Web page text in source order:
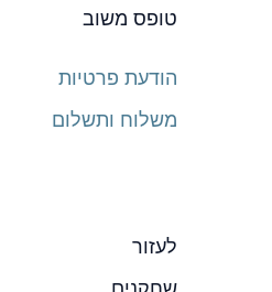
טופס משוב
הודעת פרטיות
משלוח ותשלום
לעזור